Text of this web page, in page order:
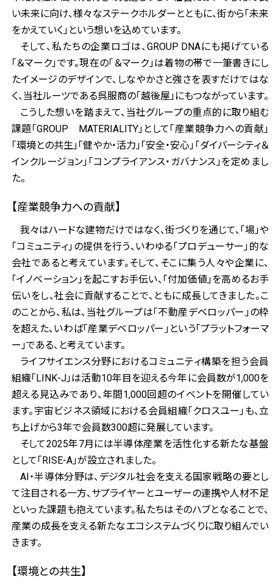
い未来に向け、様々なステークホルダーとともに、街から「未来
をかえていく」という想いを込めています。
そして、私たちの企業ロゴは、GROUP DNAにも掲げている
「＆マーク」です。現在の「＆マーク」は着物の帯で一筆書きにし
たイメージのデザインで、しなやかさと強さを表すだけではな
く、当社ルーツである呉服商の「越後屋」にもつながっています。
こうした想いを踏まえて、当社グループの重点的に取り組む
課題「GROUP MATERIALITY」として「産業競争力への貢献」
「環境との共生」「健やか・活力」「安全・安心」「ダイバーシティ＆
インクルージョン」「コンプライアンス・ガバナンス」を定めまし
た。
【産業競争力への貢献】
我々はハードな建物だけではなく、街づくりを通じて、「場」や
「コミュニティ」の提供を行う、いわゆる「プロデューサー」的な
会社であると考えています。そして、そこに集う人々や企業に、
「イノベーション」を起こすお手伝い、「付加価値」を高めるお手
伝いをし、社会に貢献することで、ともに成長してきました。こ
のことから、私は、当社グループは「不動産デベロッパー」の枠
を超えた、いわば「産業デベロッパー」という「プラットフォーマ
ー」である、と考えています。
ライフサイエンス分野におけるコミュニティ構築を担う会員
組織「LINK-J」は活動10年目を迎える今年に会員数が1,000を
超える見込みであり、年間1,000回超のイベントを開催してい
ます。宇宙ビジネス領域における会員組織「クロスユー」も、立
ち上げから3年で会員数300超に発展しています。
そして2025年7月には半導体産業を活性化する新たな基盤
として「RISE-A」が設立されました。
AI・半導体分野は、デジタル社会を支える国家戦略の要とし
て注目される一方、サプライヤーとユーザーの連携や人材不足
といった課題も抱えています。私たちはそのハブとなることで、
産業の成長を支える新たなエコシステムづくりに取り組んでい
きます。
【環境との共生】